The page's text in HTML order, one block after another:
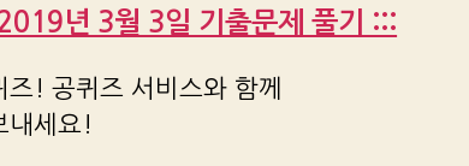
년 3월 3일 기출문제 풀기 :::
즈! 공퀴즈 서비스와 함께
내세요!